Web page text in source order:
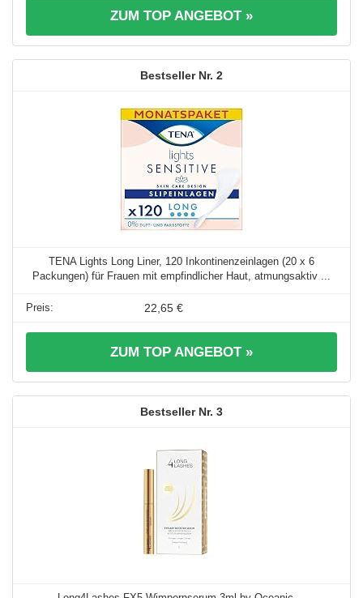
ZUM TOP ANGEBOT »
2
TENA Lights Long Liner, 120 Inkontinenzeinlagen (20 x 6
Packungen) für Frauen mit empfindlicher Haut, atmungsaktiv ...
22,65 €
ZUM TOP ANGEBOT »
3